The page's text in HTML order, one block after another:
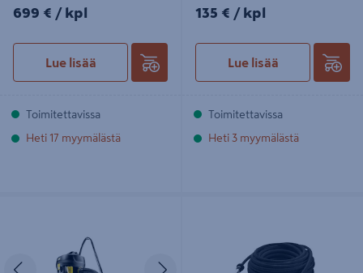
699€/kpl
699 € / kpl
Lue lisää
Toimitettavissa
Heti 17 myymälästä
135€/kpl
135 € / kpl
Lue lisää
Toimitettavissa
Heti 3 myymälästä
Edellinen